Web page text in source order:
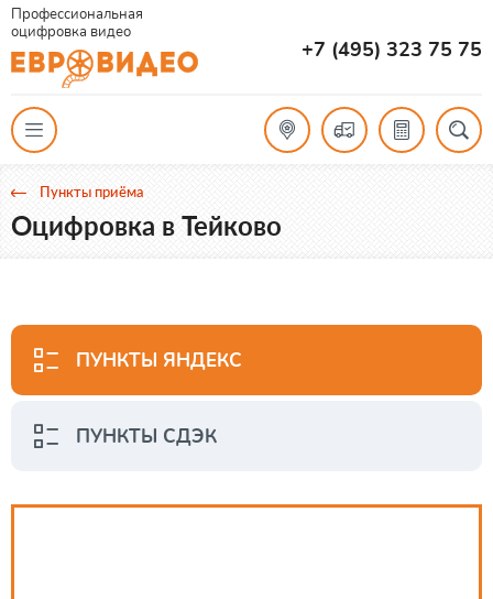
Профессиональная
оцифровка видео
+7 (495) 323 75 75
Пункты приёма
Оцифровка в Тейково
ПУНКТЫ ЯНДЕКС
ПУНКТЫ СДЭК